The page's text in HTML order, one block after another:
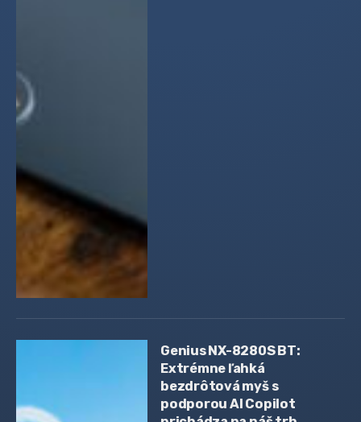
Genius NX-8280S BT:
Extrémne ľahká
bezdrôtová myš s
podporou AI Copilot